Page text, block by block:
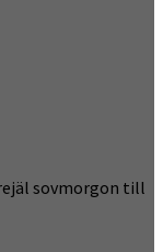
sovmorgon till